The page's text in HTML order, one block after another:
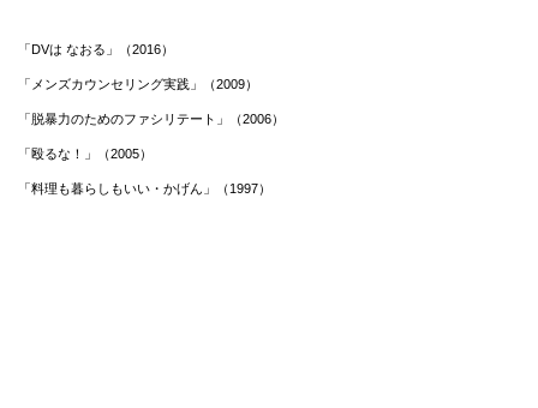
「DVは なおる」（2016）
「メンズカウンセリング実践」（2009）
「脱暴力のためのファシリテート」（2006）
「殴るな！」（2005）
「料理も暮らしもいい・かげん」（1997）